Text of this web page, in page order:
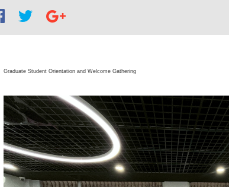
Graduate Student Orientation and Welcome Gathering